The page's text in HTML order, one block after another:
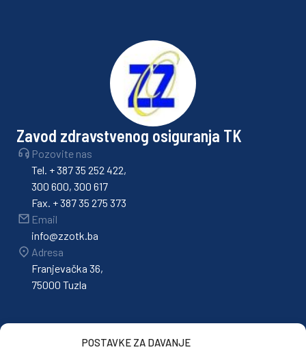
POSTAVKE ZA DAVANJE
Zavod zdravstvenog osiguranja TK
Pozovite nas
Tel. + 387 35 252 422,
300 600, 300 617
Fax. + 387 35 275 373
Email
info@zzotk.ba
Adresa
Franjevačka 36,
75000 Tuzla